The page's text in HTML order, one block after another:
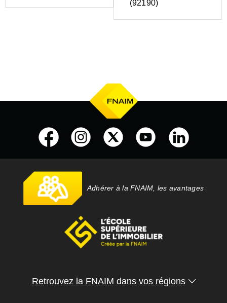
(92190)
Adhérer à la FNAIM, les avantages
Retrouvez la FNAIM dans vos régions